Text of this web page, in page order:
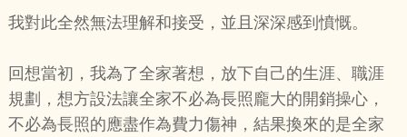
我對此全然無法理解和接受，並且深深感到憤慨。
回想當初，我為了全家著想，放下自己的生涯、職涯
規劃，想方設法讓全家不必為長照龐大的開銷操心，
不必為長照的應盡作為費力傷神，結果換來的是全家